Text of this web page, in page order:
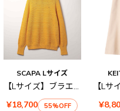
SCAPA Lサイズ
【Lサイズ】ブラエクホールニット
¥18,700
55%OFF